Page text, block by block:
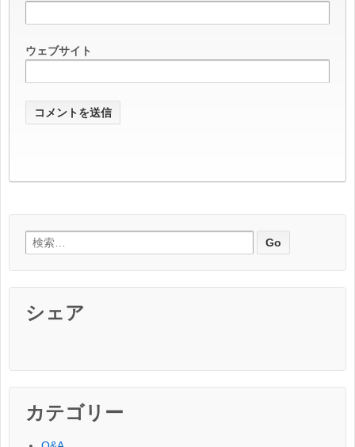
ウェブサイト
検索:
シェア
カテゴリー